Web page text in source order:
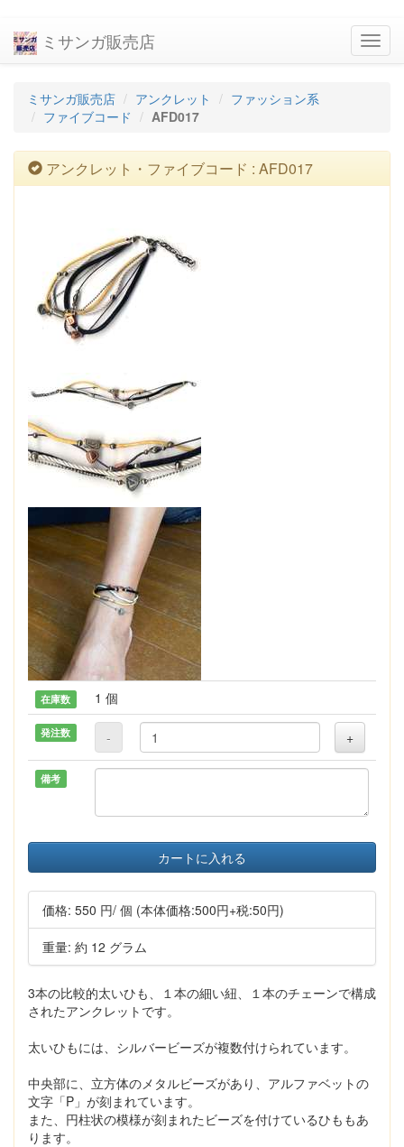
ミサンガ販売店
ミサンガ販売店 アンクレット
ファッション系
ファイブコード
AFD017
アンクレット・ファイブコード : AFD017
在庫数 1 個
発注数 - +
備考
カートに入れる
価格: 550 円/ 個 (本体価格:500円+税:50円)
重量: 約 12 グラム
3本の比較的太いひも、１本の細い紐、１本のチェーンで構成
されたアンクレットです。
太いひもには、シルバービーズが複数付けられています。
中央部に、立方体のメタルビーズがあり、アルファベットの
文字「P」が刻まれています。
また、円柱状の模様が刻まれたビーズを付けているひももあ
ります。